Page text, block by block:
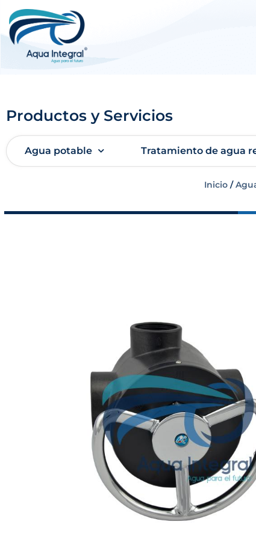
Productos y Servicios
Agua potable Tratamiento de agua
Inicio /